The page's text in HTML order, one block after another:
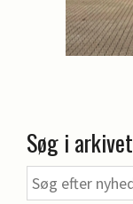
Søg i arkivet